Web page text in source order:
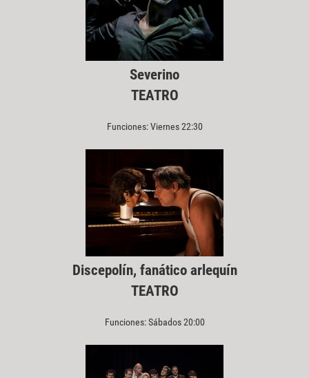
Severino
TEATRO
Funciones: Viernes 22:30
Discepolín, fanático arlequín
TEATRO
Funciones: Sábados 20:00